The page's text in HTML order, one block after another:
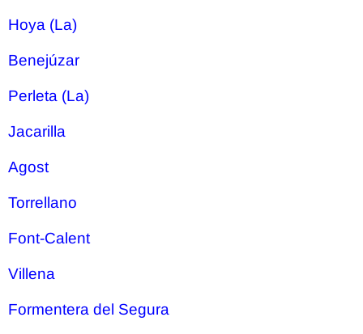
Hoya (La)
Benejúzar
Perleta (La)
Jacarilla
Agost
Torrellano
Font-Calent
Villena
Formentera del Segura